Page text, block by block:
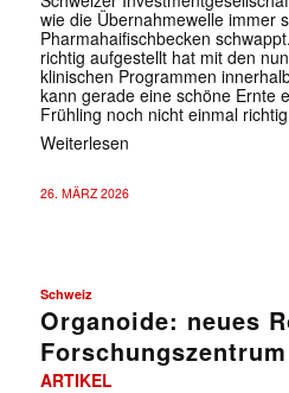
wie die Übernahmewelle immer
Pharmahaifischbecken
richtig aufgestellt hat mit den
klinischen Programmen
kann gerade eine schöne Ernte
Frühling noch nicht einmal
Weiterlesen
26. MÄRZ 2026
Schweiz
Organoide: neues
ARTIKEL